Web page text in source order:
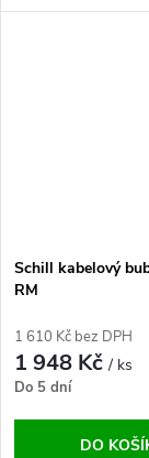
Schill kabelový
RM
1 610 Kč bez DPH
1 948 Kč/ ks
Do 5 dní
DO